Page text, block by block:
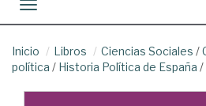
Toggle navigation
Inicio Libros Ciencias Sociales /
política / Historia Política de España /